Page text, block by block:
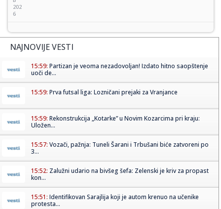
202
6
NAJNOVIJE VESTI
15:59: Partizan je veoma nezadovoljan! Izdato hitno saopštenje
uoči de...
15:59: Prva futsal liga: Lozničani prejaki za Vranjance
15:59: Rekonstrukcija „Kotarke” u Novim Kozarcima pri kraju:
Uložen...
15:57: Vozači, pažnja: Tuneli Šarani i Trbušani biće zatvoreni po
3...
15:52: Zalužni udario na bivšeg šefa: Zelenski je kriv za propast
kon...
15:51: Identifikovan Sarajlija koji je autom krenuo na učenike
protesta...